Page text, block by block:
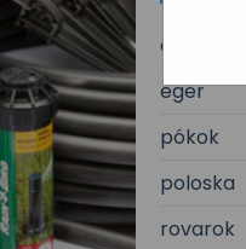
csótány
egér
pókok
poloska
rovarok